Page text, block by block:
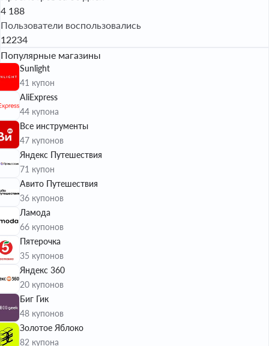
4 188
Пользователи воспользовались
12234
Популярные магазины
Sunlight
41 купон
AliExpress
44 купона
Все инструменты
47 купонов
Яндекс Путешествия
71 купон
Авито Путешествия
36 купонов
Ламода
66 купонов
Пятерочка
35 купонов
Яндекс 360
20 купонов
Биг Гик
48 купонов
Золотое Яблоко
82 купона